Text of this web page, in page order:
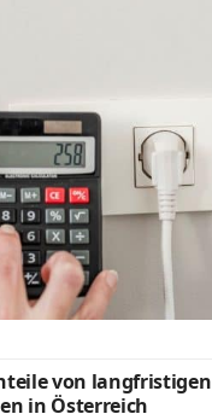
von langfristigen
in Österreich